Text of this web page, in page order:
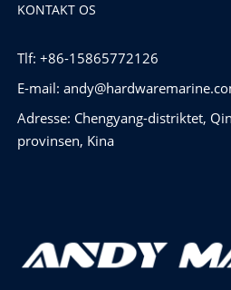
KONTAKT OS
Tlf: +86-15865772126
E-mail:
Adresse: Chengyang-distriktet,
provinsen, Kina